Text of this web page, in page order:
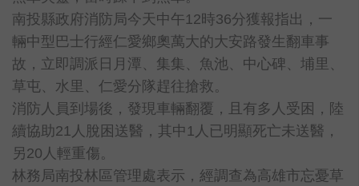
南投縣政府消防局今天中午12時36分獲報指出，一
輛中型巴士行經仁愛鄉奧萬大的大安路發生翻車事
故，立即調派日月潭、集集、魚池、中心碑、埔里、
草屯、水里、仁愛分隊趕往搶救。
消防人員到場後，發現車輛翻覆，且有多人受困，陸
續協助21人脫困送醫，其中1人已明顯死亡未送醫，
另20人輕重傷。
林務局南投林區管理處表示，經調查為高雄市忘憂草